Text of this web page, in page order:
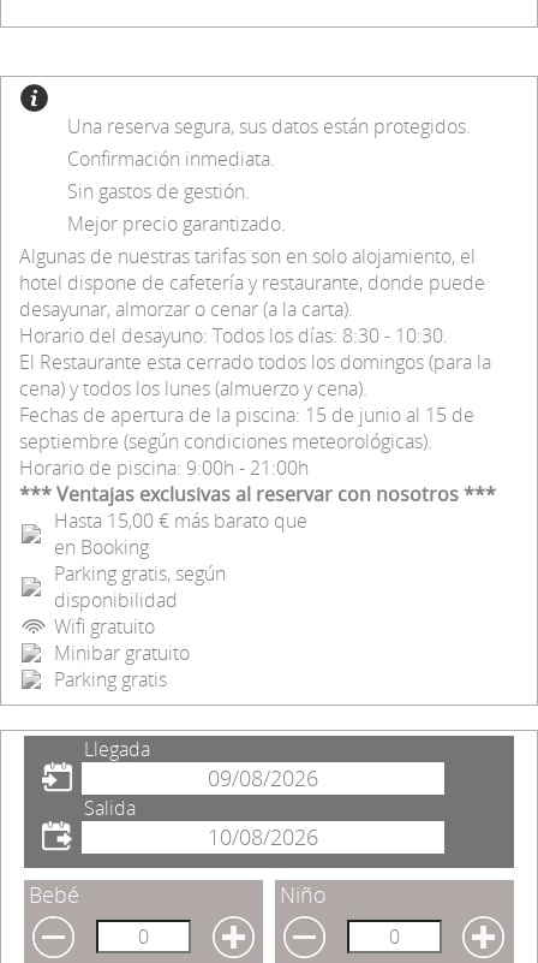
Una reserva segura, sus datos están protegidos.
Confirmación inmediata.
Sin gastos de gestión.
Mejor precio garantizado.
Algunas de nuestras tarifas son en solo alojamiento, el
hotel dispone de cafetería y restaurante, donde puede
desayunar, almorzar o cenar (a la carta).
Horario del desayuno: Todos los días: 8:30 - 10:30.
El Restaurante esta cerrado todos los domingos (para la
cena) y todos los lunes (almuerzo y cena).
Fechas de apertura de la piscina: 15 de junio al 15 de
septiembre (según condiciones meteorológicas).
Horario de piscina: 9:00h - 21:00h
*** Ventajas exclusivas al reservar con nosotros ***
Hasta 15,00 € más barato que
en Booking
Parking gratis, según
disponibilidad
Wifi gratuito
Minibar gratuito
Parking gratis
Llegada
Salida
Bebé Niño